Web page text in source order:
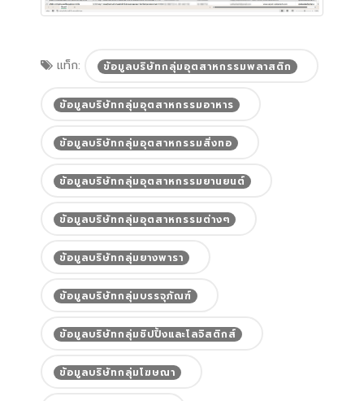
แท็ก: ข้อมูลบริษัทกลุ่มอุตสาหกรรมพลาสติก
ข้อมูลบริษัทกลุ่มอุตสาหกรรมอาหาร
ข้อมูลบริษัทกลุ่มอุตสาหกรรมสิ่งทอ
ข้อมูลบริษัทกลุ่มอุตสาหกรรมยานยนต์
ข้อมูลบริษัทกลุ่มอุตสาหกรรมต่างๆ
ข้อมูลบริษัทกลุ่มยางพารา
ข้อมูลบริษัทกลุ่มบรรจุภัณฑ์
ข้อมูลบริษัทกลุ่มชิปปิ้งและโลจิสติกส์
ข้อมูลบริษัทกลุ่มโฆษณา